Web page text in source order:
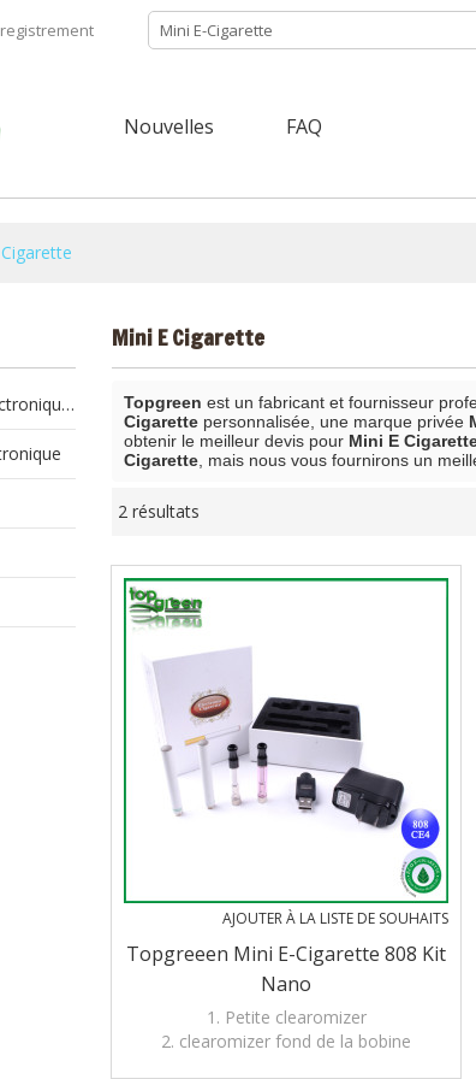
Nouvelles FAQ
Mini E Cigarette
Topgreen est un fabricant et fournisseur
Cigarette personnalisée, une marque privée
obtenir le meilleur devis pour Mini E
Cigarette , mais nous vous fournirons un
2 résultats
AJOUTER À LA LISTE DE SOUHAITS
Topgreeen Mini E-Cigarette 808 Kit
Nano
1. Petite clearomizer
2. clearomizer fond de la bobine